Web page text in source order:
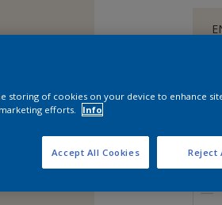
Aantal
storing of cookies on your device to enhance
efforts.
Info
Reject
Accept All Cookies